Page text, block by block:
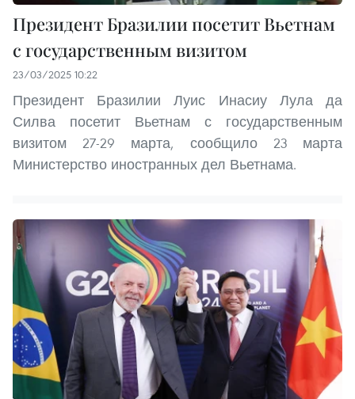
Президент Бразилии посетит Вьетнам
с государственным визитом
23/03/2025 10:22
Президент Бразилии Луис Инасиу Лула да
Силва посетит Вьетнам с государственным
визитом 27-29 марта, сообщило 23 марта
Министерство иностранных дел Вьетнама.